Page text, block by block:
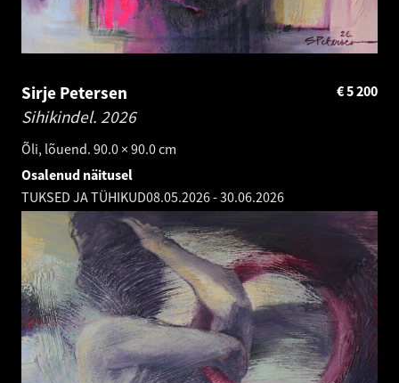
Sirje Petersen
Sihikindel. 2026
Õli, lõuend. 90.0 × 90.0 cm
5 200
€
Osalenud näitusel
TUKSED JA TÜHIKUD08.05.2026-30.06.2026